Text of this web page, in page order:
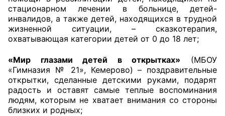
стационарном лечении в больнице, детей-
инвалидов, а также детей, находящихся в трудной
жизненной ситуации, – сказкотерапия,
охватывающая категории детей от 0 до 18 лет;
«Мир глазами детей в открытках» (МБОУ
«Гимназия № 21», Кемерово) – поздравительные
открытки, сделанные детскими руками, подарят
радость и оставят самые теплые воспоминания
людям, которым не хватает внимания со стороны
близких и родных;